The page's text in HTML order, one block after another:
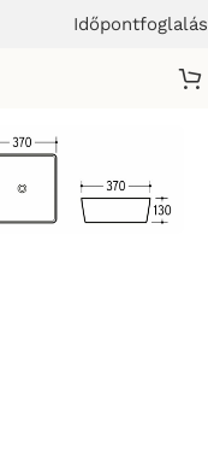
Időpontfoglalás